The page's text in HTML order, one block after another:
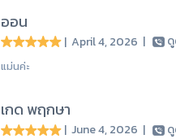
ออน
| April 4, 2026 |
แม่นค่ะ
เกด พฤกษา
| June 4, 2026 |